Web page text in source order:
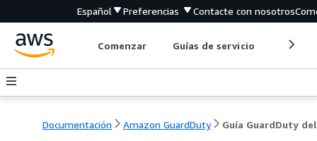
Español Preferencias Contacte con nosotros
Comenzar Guías de servicio
Documentación Amazon GuardDuty